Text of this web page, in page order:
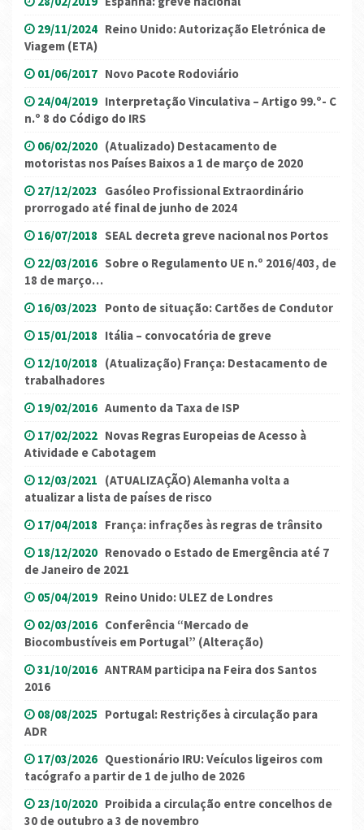
29/11/2024 Reino Unido: Autorização Eletrónica de
Viagem (ETA)
01/06/2017 Novo Pacote Rodoviário
24/04/2019 Interpretação Vinculativa – Artigo 99.º- C
n.º 8 do Código do IRS
06/02/2020 (Atualizado) Destacamento de
motoristas nos Países Baixos a 1 de março de 2020
27/12/2023 Gasóleo Profissional Extraordinário
prorrogado até final de junho de 2024
16/07/2018 SEAL decreta greve nacional nos Portos
22/03/2016 Sobre o Regulamento UE n.º 2016/403, de
18 de março…
16/03/2023 Ponto de situação: Cartões de Condutor
15/01/2018 Itália – convocatória de greve
12/10/2018 (Atualização) França: Destacamento de
trabalhadores
19/02/2016 Aumento da Taxa de ISP
17/02/2022 Novas Regras Europeias de Acesso à
Atividade e Cabotagem
12/03/2021 (ATUALIZAÇÃO) Alemanha volta a
atualizar a lista de países de risco
17/04/2018 França: infrações às regras de trânsito
18/12/2020 Renovado o Estado de Emergência até 7
de Janeiro de 2021
05/04/2019 Reino Unido: ULEZ de Londres
02/03/2016 Conferência “Mercado de
Biocombustíveis em Portugal” (Alteração)
31/10/2016 ANTRAM participa na Feira dos Santos
2016
08/08/2025 Portugal: Restrições à circulação para
ADR
17/03/2026 Questionário IRU: Veículos ligeiros com
tacógrafo a partir de 1 de julho de 2026
23/10/2020 Proibida a circulação entre concelhos de
30 de outubro a 3 de novembro